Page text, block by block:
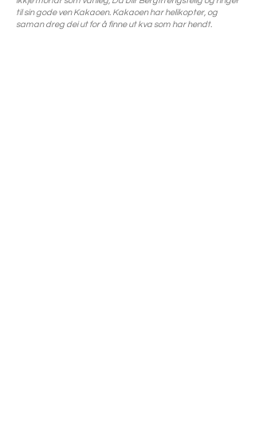
til sin gode ven Kakaoen. Kakaoen har helikopter, og
saman dreg dei ut for å finne ut kva som har hendt.